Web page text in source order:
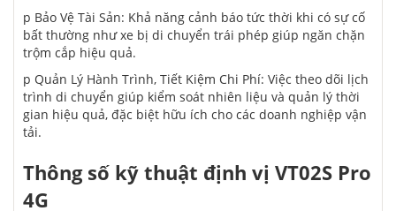
p Bảo Vệ Tài Sản: Khả năng cảnh báo tức thời khi có sự cố
bất thường như xe bị di chuyển trái phép giúp ngăn chặn
trộm cắp hiệu quả.
p Quản Lý Hành Trình, Tiết Kiệm Chi Phí: Việc theo dõi lịch
trình di chuyển giúp kiểm soát nhiên liệu và quản lý thời
gian hiệu quả, đặc biệt hữu ích cho các doanh nghiệp vận
tải.
Thông số kỹ thuật định vị VT02S Pro
4G